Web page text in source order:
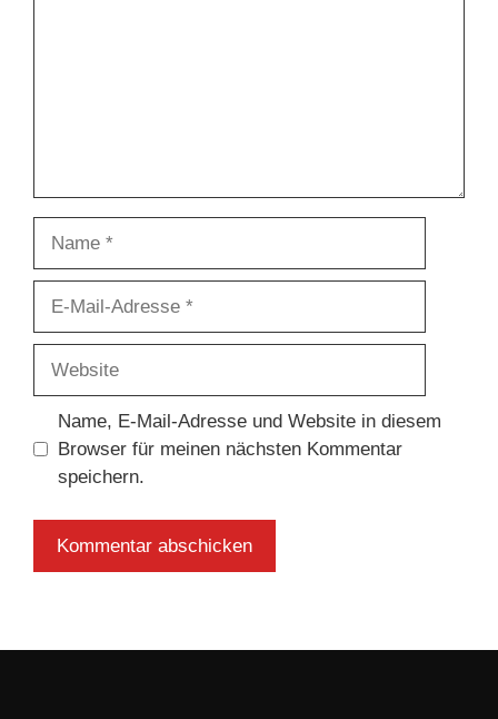
Adresse
Name, E-Mail-Adresse und Website in diesem
Browser für meinen nächsten Kommentar
speichern.